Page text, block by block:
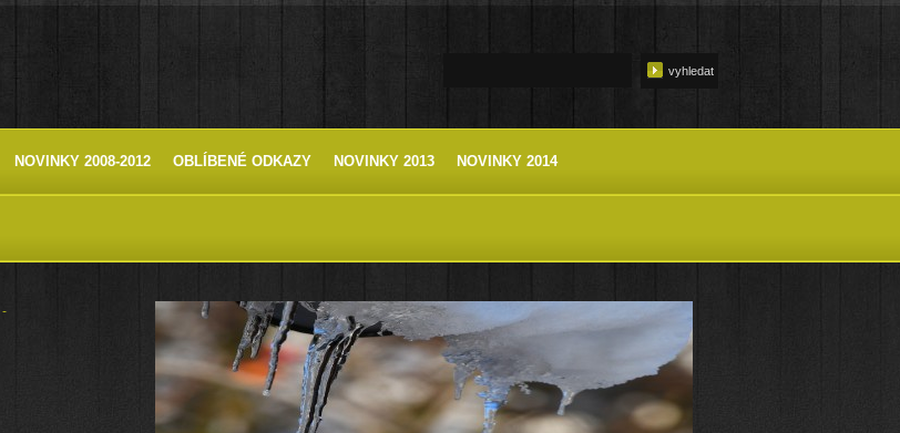
NOVINKY 2008-2012 OBLÍBENÉ ODKAZY NOVINKY 2013 NOVINKY 2014
-